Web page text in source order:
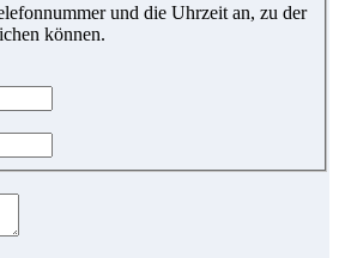
und die Uhrzeit an, zu der
können.